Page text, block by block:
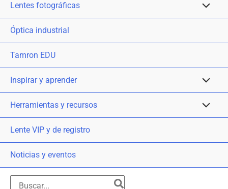
Lentes fotográficas
Óptica industrial
Tamron EDU
Inspirar y aprender
Herramientas y recursos
Lente VIP y de registro
Noticias y eventos